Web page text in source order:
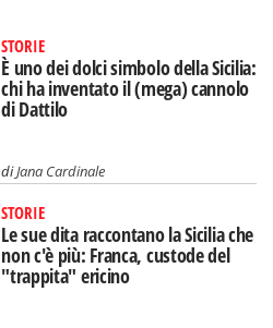
STORIE
È uno dei dolci simbolo della Sicilia:
chi ha inventato il (mega) cannolo
di Dattilo
diJana Cardinale
STORIE
Le sue dita raccontano la Sicilia che
non c'è più: Franca, custode del
"trappita" ericino